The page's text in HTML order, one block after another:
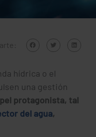
hídrica o el
una gestión
protagonista, tal
del agua,